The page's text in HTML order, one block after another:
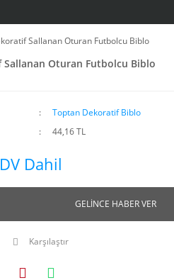
Sallanan Oturan Futbolcu Biblo
Sallanan Oturan Futbolcu Biblo
Toptan Dekoratif Biblo
44,16 TL
Dahil
GELİNCE HABER VER
Karşılaştır